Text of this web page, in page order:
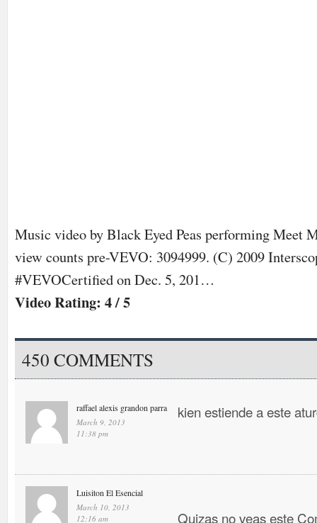
Music video by Black Eyed Peas performing Meet
view counts pre-VEVO: 3094999. (C) 2009
#VEVOCertified on Dec. 5, 201…
Video Rating: 4 / 5
450 COMMENTS
raffael alexis grandon parra
March 9, 2013
11:38 pm
kien estiende a este
Luisiton El Esencial
March 10, 2013
12:16 am
Quizas no veas este